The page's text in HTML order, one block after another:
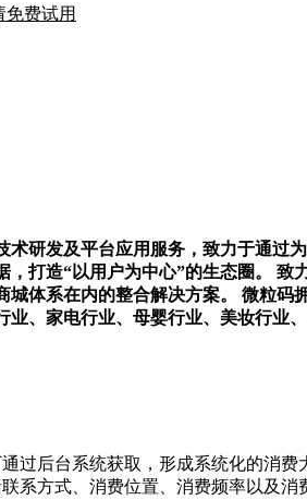
免费试用
术研发及平台应用服务，致力于通
打造“以用户为中心”的生态圈。 致
体系在内的整合解决方案。 微粒
、家电行业、母婴行业、美妆行业
过后台系统获取，形成系统化的消
系方式、消费位置、消费频率以及